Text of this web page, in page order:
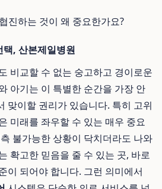
진하는 것이 왜 중요한가요?
택, 산본제일병원
비교할 수 없는 숭고하고 경이로운
아기는 이 특별한 순간을 가장 안
맞이할 권리가 있습니다. 특히 고위
미래를 좌우할 수 있는 매우 중요
불가능한 상황이 닥치더라도 나와
확고한 믿음을 줄 수 있는 곳, 바로
이 되어야 합니다. 그런 의미에서